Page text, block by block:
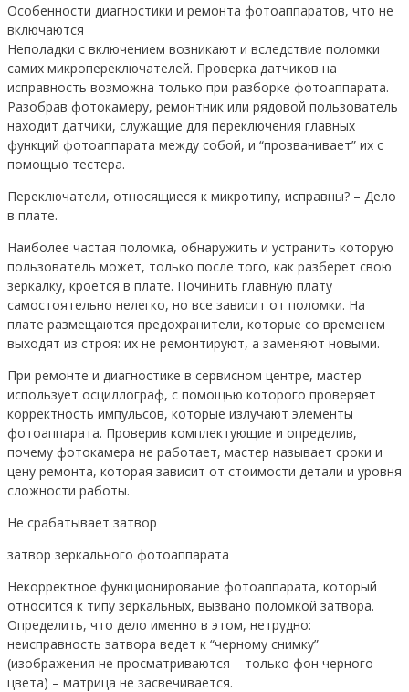
Особенности диагностики и ремонта фотоаппаратов, что не
включаются
Неполадки с включением возникают и вследствие поломки
самих микропереключателей. Проверка датчиков на
исправность возможна только при разборке фотоаппарата.
Разобрав фотокамеру, ремонтник или рядовой пользователь
находит датчики, служащие для переключения главных
функций фотоаппарата между собой, и “прозванивает” их с
помощью тестера.
Переключатели, относящиеся к микротипу, исправны? – Дело
в плате.
Наиболее частая поломка, обнаружить и устранить которую
пользователь может, только после того, как разберет свою
зеркалку, кроется в плате. Починить главную плату
самостоятельно нелегко, но все зависит от поломки. На
плате размещаются предохранители, которые со временем
выходят из строя: их не ремонтируют, а заменяют новыми.
При ремонте и диагностике в сервисном центре, мастер
использует осциллограф, с помощью которого проверяет
корректность импульсов, которые излучают элементы
фотоаппарата. Проверив комплектующие и определив,
почему фотокамера не работает, мастер называет сроки и
цену ремонта, которая зависит от стоимости детали и уровня
сложности работы.
Не срабатывает затвор
затвор зеркального фотоаппарата
Некорректное функционирование фотоаппарата, который
относится к типу зеркальных, вызвано поломкой затвора.
Определить, что дело именно в этом, нетрудно:
неисправность затвора ведет к “черному снимку”
(изображения не просматриваются – только фон черного
цвета) – матрица не засвечивается.